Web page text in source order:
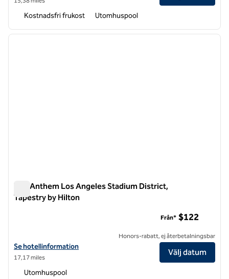
Kostnadsfri frukost Utomhuspool
1 av 12
nästa
The Anthem Los Angeles Stadium District,
Tapestry by Hilton
Visa hotelluppgifter för The Anthem Los Angeles Stadium District,
Se hotellinformation
17,17 miles
Från* $122
Honors-rabatt, ej återbetalningsbar
Välj datum
Utomhuspool